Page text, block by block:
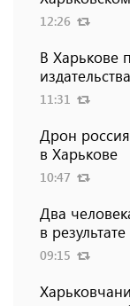
12:26
В Харькове
11:31
Дрон
в Харькове
10:47
Два
в
09:15